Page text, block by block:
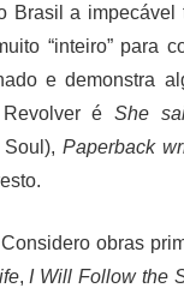
Brasil a
“inteiro” para
e demonstra
Revolver éShe
Paperback
obras
, I Will Follow the